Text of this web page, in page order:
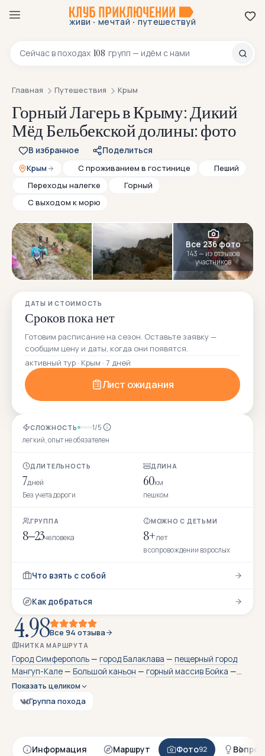
живи · мечтай · путешествуй
Сейчас в походах 108 групп — идём с нами
8 800 200-70-23
Главная Путешествия Крым
Горный Лагерь в Крыму: Дикий
Мёд Бельбекской долины: фото
В избранное
Поделиться
Крым
С проживанием в гостинице
Пеший
Переходы налегке
Горный
С выходом к морю
Все 236 фото
143 — из отзывов
участников
СЛОЖНОСТЬ 1/5
легкий, опыт не обязателен
ДЛИТЕЛЬНОСТЬ
7дней
Без учета дороги
ДЛИНА
60км
пешком
ГРУППА
8–23человека
МОЖНО С ДЕТЬМИ
8+лет
в сопровождении взрослых
Что взять с собой
Как добраться
4.98Все 94 отзыва
НИТКА МАРШРУТА
Город Симферополь— город Балаклава — пещерный город
Мангуп-Кале— Большой каньон — горный массив Бойка —
гора Ильяс-Кая— Сюйренская крепость — монастырь Челтер-
Коба — Симферополь
Показать целиком
Группа похода
ДАТЫ И СТОИМОСТЬ
Сроков пока нет
Готовим расписание на сезон. Оставьте заявку —
сообщим цену и даты, когда они появятся.
активный тур · Крым · 7 дней
Лист ожидания
Информация Маршрут Фото92